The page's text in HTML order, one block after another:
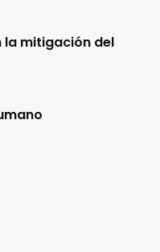
la mitigación del